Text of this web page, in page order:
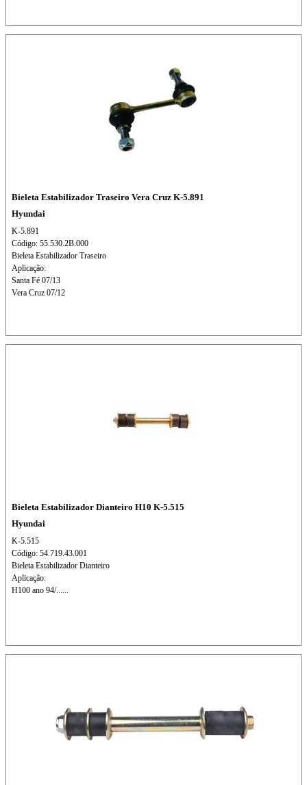
Bieleta Estabilizador Traseiro Vera Cruz K-5.891
Hyundai
K-5.891
Código: 55.530.2B.000
Bieleta Estabilizador Traseiro
Aplicação:
Santa Fé 07/13
Vera Cruz 07/12
Bieleta Estabilizador Dianteiro H10 K-5.515
Hyundai
K-5.515
Código: 54.719.43.001
Bieleta Estabilizador Dianteiro
Aplicação:
H100 ano 94/......